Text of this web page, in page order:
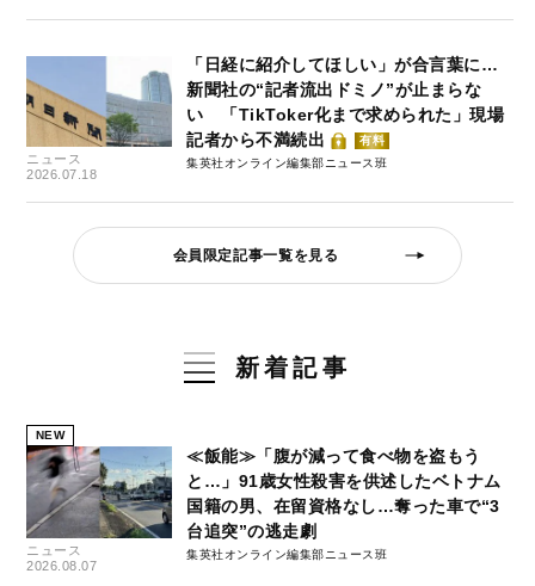
ニュース
2026.07.18
「日経に紹介してほしい」が合言葉に…
新聞社の“記者流出ドミノ”が止まらな
い 「TikToker化まで求められた」現場
記者から不満続出
有料
集英社オンライン編集部ニュース班
会員限定記事一覧を見る
新着記事
NEW
ニュース
2026.08.07
≪飯能≫「腹が減って食べ物を盗もう
と…」91歳女性殺害を供述したベトナム
国籍の男、在留資格なし…奪った車で“3
台追突”の逃走劇
集英社オンライン編集部ニュース班